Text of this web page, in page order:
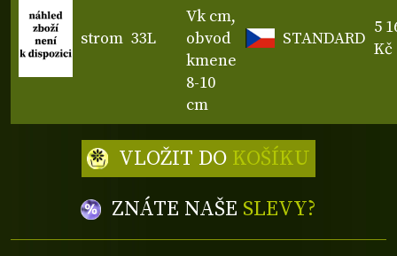
strom 33L
Vk cm,
obvod
kmene
8-10
cm
STANDARD
5
Kč
ZNÁTE NAŠE SLEVY?
VLOŽIT DO KOŠÍKU